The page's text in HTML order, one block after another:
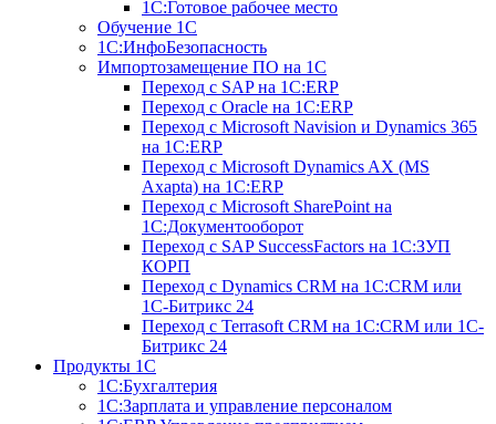
1С:Готовое рабочее место
Обучение 1С
1С:ИнфоБезопасность
Импортозамещение ПО на 1С
Переход с SAP на 1С:ERP
Переход с Оracle на 1С:ERP
Переход с Microsoft Navision и Dynamics 365
на 1С:ERP
Переход с Microsoft Dynamics AX (MS
Axapta) на 1С:ERP
Переход с Microsoft SharePoint на
1С:Документооборот
Переход с SAP SuccessFactors на 1С:ЗУП
КОРП
Переход с Dynamics CRM на 1С:CRM или
1С-Битрикс 24
Переход с Terrasoft CRM на 1С:CRM или 1С-
Битрикс 24
Продукты 1С
1С:Бухгалтерия
1С:Зарплата и управление персоналом